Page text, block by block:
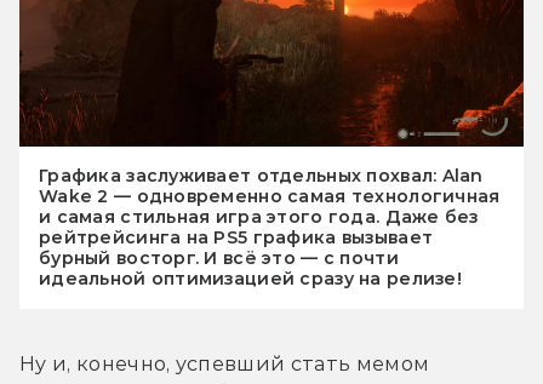
Графика заслуживает отдельных похвал: Alan
Wake 2 — одновременно самая технологичная
и самая стильная игра этого года. Даже без
рейтрейсинга на PS5 графика вызывает
бурный восторг. И всё это — с почти
идеальной оптимизацией сразу на релизе!
Ну и, конечно, успевший стать мемом